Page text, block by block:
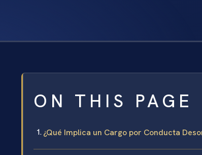
ON THIS PAGE
¿Qué Implica un Cargo por Conducta